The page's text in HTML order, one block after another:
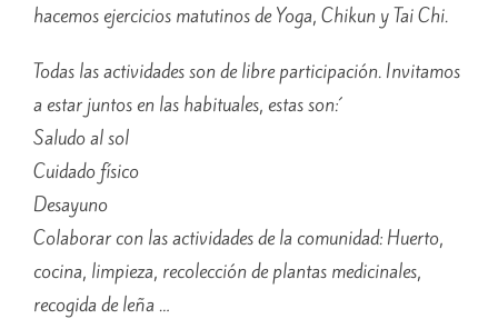
hacemos ejercicios matutinos de Yoga, Chikun y Tai Chi.
Todas las actividades son de libre participación. Invitamos
a estar juntos en las habituales, estas son:´
Saludo al sol
Cuidado físico
Desayuno
Colaborar con las actividades de la comunidad: Huerto,
cocina, limpieza, recolección de plantas medicinales,
recogida de leña …